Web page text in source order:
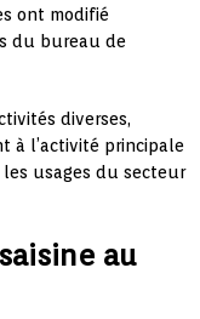
ont modifié
du bureau de
diverses,
à l’activité principale
usages du secteur
au